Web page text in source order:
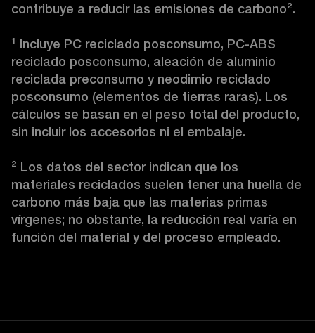
contribuye a reducir las emisiones de carbono².
¹ Incluye PC reciclado posconsumo, PC-ABS
reciclado posconsumo, aleación de aluminio
reciclada preconsumo y neodimio reciclado
posconsumo (elementos de tierras raras). Los
cálculos se basan en el peso total del producto,
sin incluir los accesorios ni el embalaje.
² Los datos del sector indican que los
materiales reciclados suelen tener una huella de
carbono más baja que las materias primas
vírgenes; no obstante, la reducción real varía en
función del material y del proceso empleado.